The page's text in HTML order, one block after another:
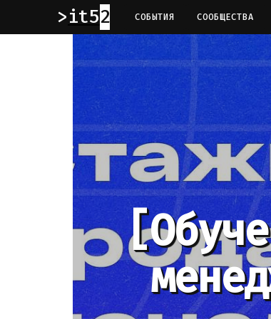
it52 СОБЫТИЯ СООБЩЕСТВА